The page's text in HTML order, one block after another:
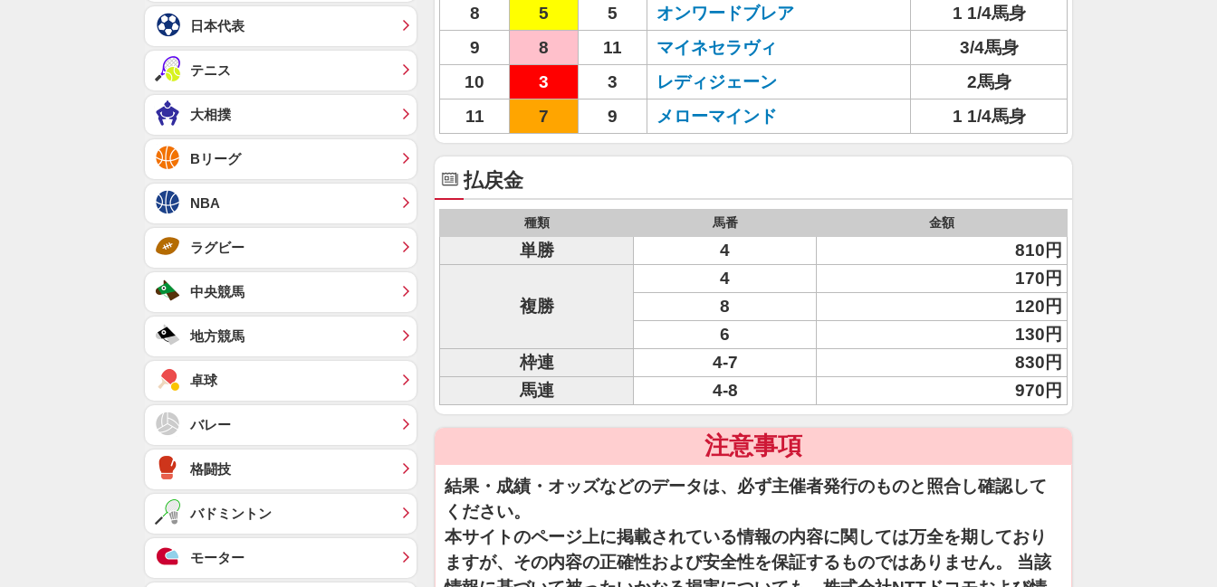
8
5 5 オンワードブレア
1 1/4馬身
9
8 11 マイネセラヴィ
3/4馬身
10
3 3 レディジェーン
2馬身
11
7 9 メローマインド 1 1/4馬身
払戻金
種類 馬番 金額
単勝 4 810円
複勝
4
170円
8
120円
6
130円
枠連
4-7
830円
馬連
4-8 970円
注意事項
結果・成績・オッズなどのデータは、必ず主催者発行のものと照合し確認して
ください。
本サイトのページ上に掲載されている情報の内容に関しては万全を期しており
ますが、その内容の正確性および安全性を保証するものではありません。 当該
日本代表
テニス
大相撲
Bリーグ
NBA
ラグビー
中央競馬
地方競馬
卓球
バレー
格闘技
バドミントン
モーター